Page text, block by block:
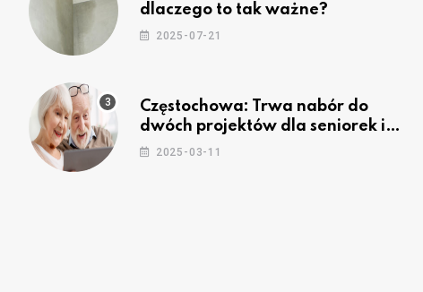
dlaczego to tak ważne?
2025-07-21
Częstochowa: Trwa nabór do
dwóch projektów dla seniorek i
seniorów
2025-03-11